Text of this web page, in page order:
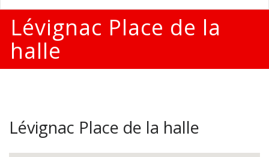
Lévignac Place de la
halle
Lévignac Place de la halle